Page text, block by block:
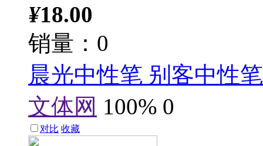
¥18.00
销量：0
晨光中性笔 别客中性
文体网 100% 0
对比 收藏